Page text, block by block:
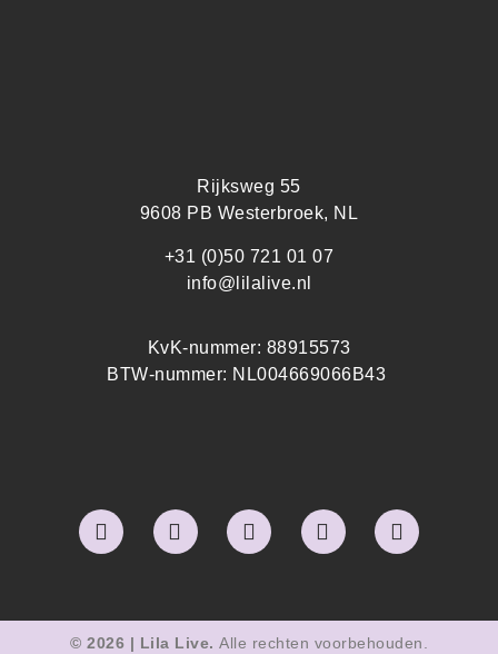
Rijksweg 55
9608 PB Westerbroek, NL
+31 (0)50 721 01 07
info@lilalive.nl
KvK-nummer: 88915573
BTW-nummer: NL004669066B43
© 2026 | Lila Live. Alle rechten voorbehouden.